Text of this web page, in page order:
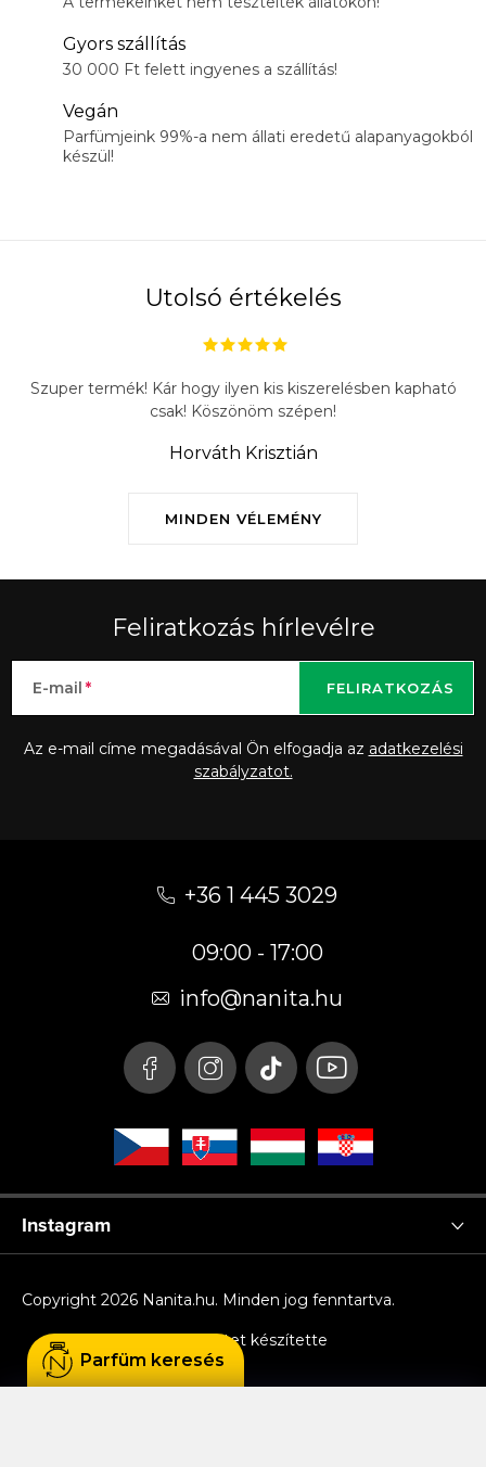
Gyors szállítás
30 000 Ft felett ingyenes a szállítás!
Vegán
Parfümjeink 99%-a nem állati eredetű alapanyagokból
készül!
Utolsó értékelés
MINDEN VÉLEMÉNY
Szuper termék! Kár hogy ilyen kis kiszerelésben kapható
csak! Köszönöm szépen!
Horváth Krisztián
Feliratkozás hírlevélre
E-mail
Az e-mail címe megadásával Ön elfogadja az adatkezelési
szabályzatot.
FELIRATKOZÁS
+36 1 445 3029
09:00 - 17:00
info@nanita.hu
Instagram
Shoptet készítette
Copyright 2026 Nanita.hu. Minden jog fenntartva.
Parfüm keresés